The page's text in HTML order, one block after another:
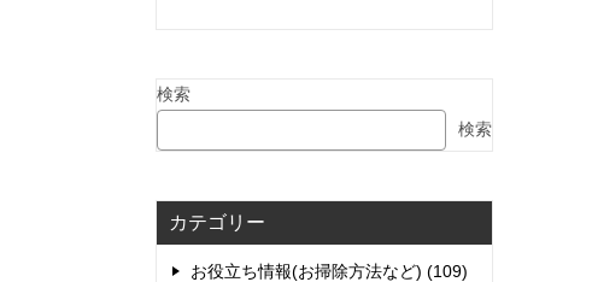
検索
検索
カテゴリー
お役立ち情報(お掃除方法など) (109)